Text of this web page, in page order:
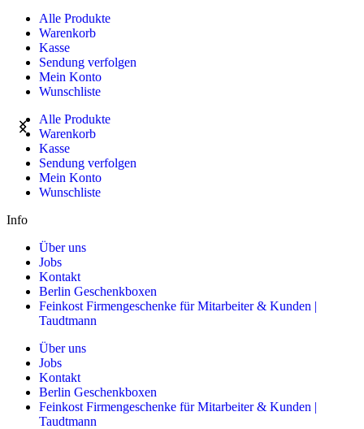
Alle Produkte
Warenkorb
Kasse
Sendung verfolgen
Mein Konto
Wunschliste
Alle Produkte
Warenkorb
Kasse
Sendung verfolgen
Mein Konto
Wunschliste
Info
Über uns
Jobs
Kontakt
Berlin Geschenkboxen
Feinkost Firmengeschenke für Mitarbeiter & Kunden |
Taudtmann
Über uns
Jobs
Kontakt
Berlin Geschenkboxen
Feinkost Firmengeschenke für Mitarbeiter & Kunden |
Taudtmann